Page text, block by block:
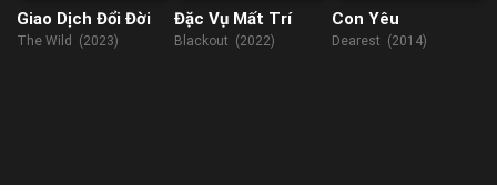
Giao Dịch Đổi Đời
The Wild (2023)
Đặc Vụ Mất Trí
Blackout (2022)
Con Yêu
Dearest (2014)